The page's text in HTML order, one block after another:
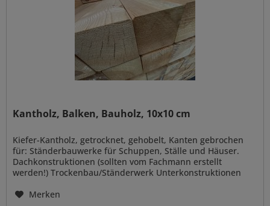
Kantholz, Balken, Bauholz, 10x10 cm
Kiefer-Kantholz, getrocknet, gehobelt, Kanten gebrochen
für: Ständerbauwerke für Schuppen, Ställe und Häuser.
Dachkonstruktionen (sollten vom Fachmann erstellt
werden!) Trockenbau/Ständerwerk Unterkonstruktionen
Merken